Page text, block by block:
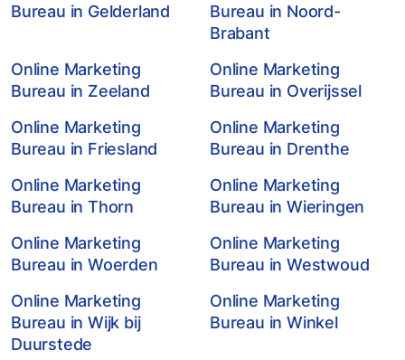
Bureau in Gelderland
Bureau in Noord-
Brabant
Online Marketing
Bureau in Zeeland
Online Marketing
Bureau in Overijssel
Online Marketing
Bureau in Friesland
Online Marketing
Bureau in Drenthe
Online Marketing
Bureau in Thorn
Online Marketing
Bureau in Wieringen
Online Marketing
Bureau in Woerden
Online Marketing
Bureau in Westwoud
Online Marketing
Bureau in Wijk bij
Duurstede
Online Marketing
Bureau in Winkel